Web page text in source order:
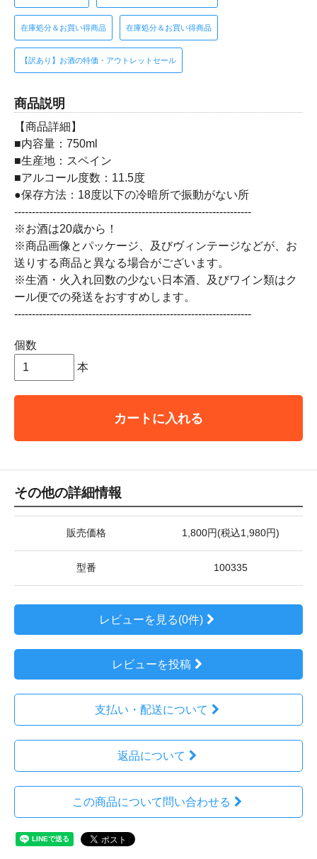
在庫処分＆お買い得商品 在庫処分＆お買い得商品
【訳あり】お酒の特価・アウトレットセール
商品説明
【商品詳細】
■内容量：750ml
■生産地：スペイン
■アルコール度数：11.5度
●保存方法：18度以下の冷暗所で振動がない所
-------------------------------------------------------------------
※お酒は20歳から！
※商品画像とパッケージ、及びヴィンテージなどが、お
送りする商品と異なる場合がございます。
※生酒・火入れ回数の少ない日本酒、及びワイン類はク
ール便での発送をおすすめします。
-------------------------------------------------------------------
個数
本
カートに入れる
その他の詳細情報
販売価格 1,800円(税込1,980円)
型番 100335
レビューを見る(0件)
レビューを投稿
支払い・配送について
返品について
この商品について問い合わせる